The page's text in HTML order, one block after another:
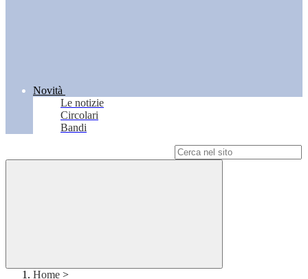
Novità
Le notizie
Circolari
Bandi
Home >